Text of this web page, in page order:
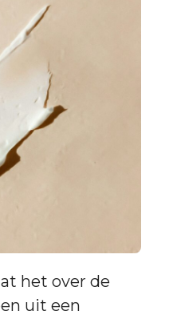
het over de
uit een